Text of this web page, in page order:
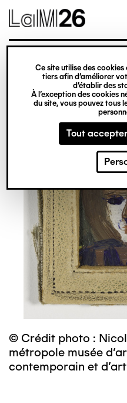
Gestion des cookies
Ce site utilise des
tiers afin d’améliorer
d’établir des
À l’exception des cookies
du site, vous pouvez tous
Tout accepter
contenu
© Crédit photo :
métropole musée
contemporain et